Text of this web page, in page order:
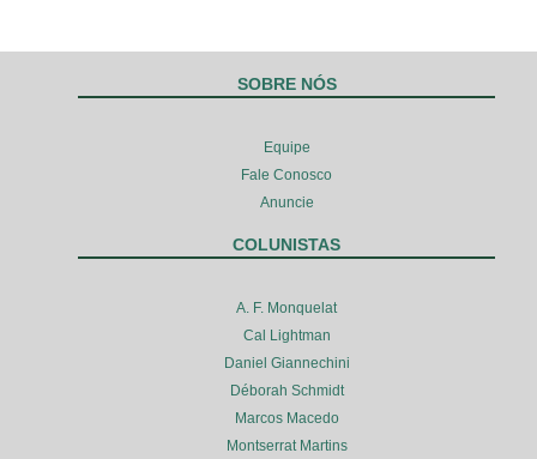
SOBRE NÓS
Equipe
Fale Conosco
Anuncie
COLUNISTAS
A. F. Monquelat
Cal Lightman
Daniel Giannechini
Déborah Schmidt
Marcos Macedo
Montserrat Martins